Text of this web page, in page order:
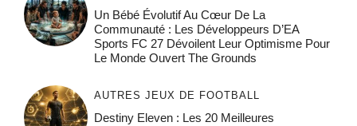
Un Bébé Évolutif Au Cœur De La
Communauté : Les Développeurs D’EA
Sports FC 27 Dévoilent Leur Optimisme Pour
Le Monde Ouvert The Grounds
AUTRES JEUX DE FOOTBALL
Destiny Eleven : Les 20 Meilleures